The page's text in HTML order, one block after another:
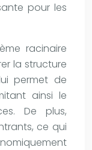
pour les
racinaire
la structure
permet de
ainsi le
De plus,
ce qui